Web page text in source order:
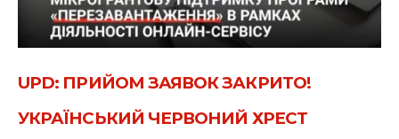
UPD: ПРИЙОМ ЗАЯВОК ЗАКРИТО!
УКРАЇНСЬКИЙ ЧЕРВОНИЙ ХРЕСТ